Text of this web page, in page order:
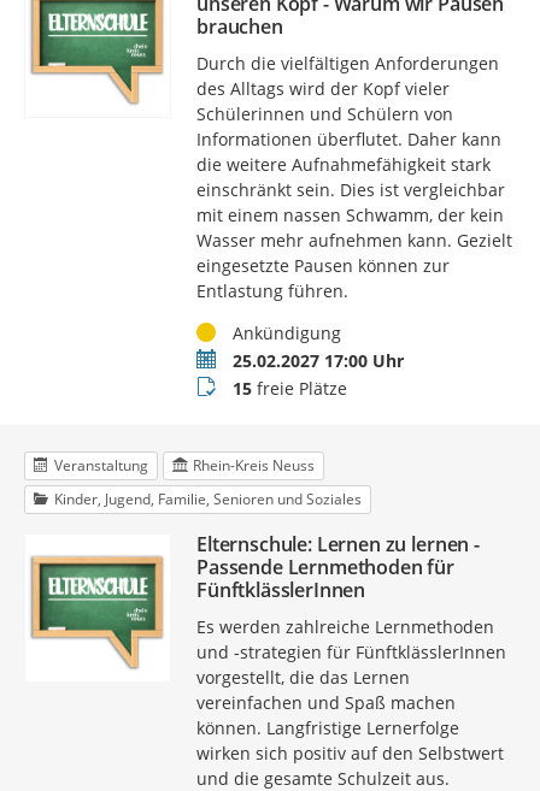
brauchen
Durch die vielfältigen Anforderungen
des Alltags wird der Kopf vieler
Schülerinnen und Schülern von
Informationen überflutet. Daher kann
die weitere Aufnahmefähigkeit stark
einschränkt sein. Dies ist vergleichbar
mit einem nassen Schwamm, der kein
Wasser mehr aufnehmen kann. Gezielt
eingesetzte Pausen können zur
Entlastung führen.
StatusAnkündigung
Termin25.02.2027 17:00 Uhr
Buchungsstatus
15freie Plätze
Veranstaltung
Rhein-Kreis Neuss
Kinder, Jugend, Familie, Senioren und Soziales
Elternschule: Lernen zu lernen -
Passende Lernmethoden für
FünftklässlerInnen
Es werden zahlreiche Lernmethoden
und -strategien für FünftklässlerInnen
vorgestellt, die das Lernen
vereinfachen und Spaß machen
können. Langfristige Lernerfolge
wirken sich positiv auf den Selbstwert
und die gesamte Schulzeit aus.